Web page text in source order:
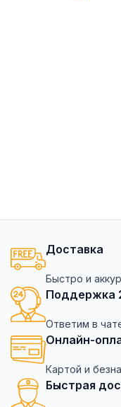
Доставка
Быстро и
Поддержка
Ответим в
Онлайн-
Картой и
Быстрая